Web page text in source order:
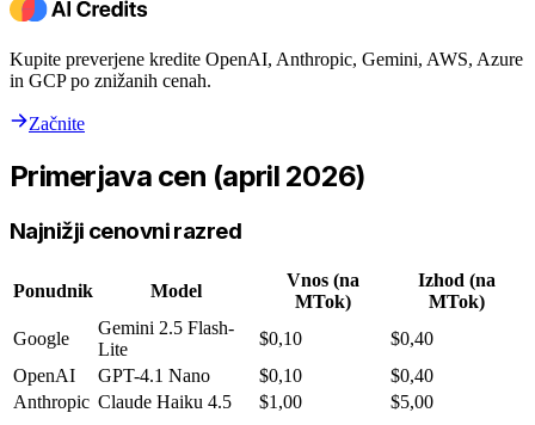
Kupite preverjene kredite OpenAI, Anthropic, Gemini, AWS, Azure
in GCP po znižanih cenah.
Začnite
Primerjava cen (april 2026)
Najnižji cenovni razred
Ponudnik Model
Vnos (na
MTok)
Izhod (na
MTok)
Google
Gemini 2.5 Flash-
Lite
$0,10
$0,40
OpenAI
GPT-4.1 Nano $0,10
$0,40
Anthropic Claude Haiku 4.5 $1,00 $5,00